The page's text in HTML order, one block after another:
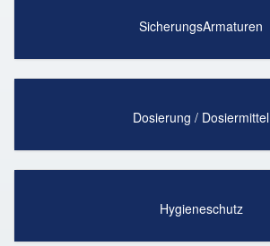
SicherungsArmaturen
Dosierung / Dosiermittel
Hygieneschutz